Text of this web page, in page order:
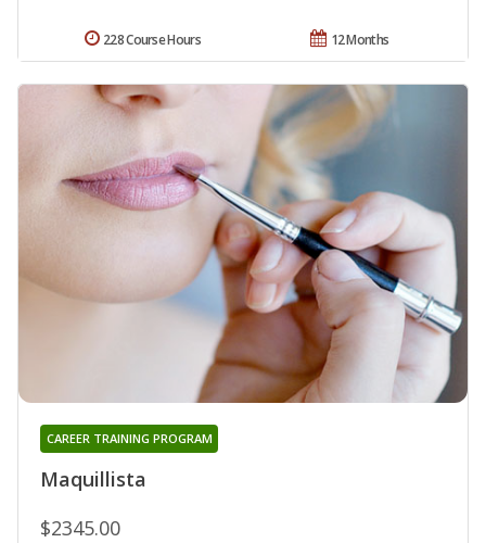
12 Months
228 Course Hours
Maquillista
CAREER TRAINING PROGRAM
$2345.00